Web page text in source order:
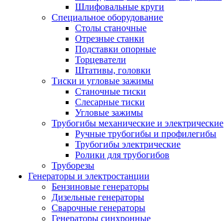
Шлифовальные круги
Специальное оборудование
Столы станочные
Отрезные станки
Подставки опорные
Торцеватели
Штативы, головки
Тиски и угловые зажимы
Станочные тиски
Слесарные тиски
Угловые зажимы
Трубогибы механические и электрические
Ручные трубогибы и профилегибы
Трубогибы электрические
Ролики для трубогибов
Труборезы
Генераторы и электростанции
Бензиновые генераторы
Дизельные генераторы
Сварочные генераторы
Генераторы синхронные